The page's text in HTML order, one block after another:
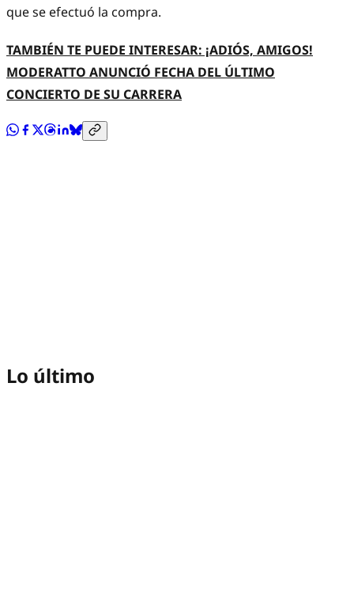
que se efectuó la compra.
TAMBIÉN TE PUEDE INTERESAR: ¡ADIÓS, AMIGOS!
MODERATTO ANUNCIÓ FECHA DEL ÚLTIMO
CONCIERTO DE SU CARRERA
Lo último